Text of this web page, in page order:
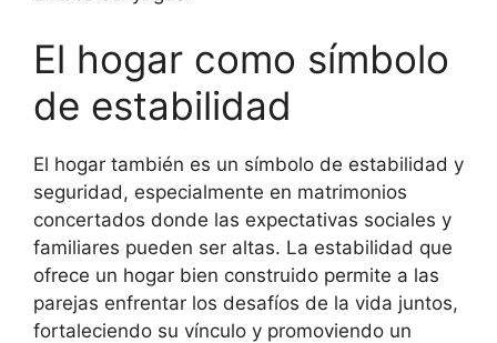
El hogar como símbolo
de estabilidad
El hogar también es un símbolo de estabilidad y
seguridad, especialmente en matrimonios
concertados donde las expectativas sociales y
familiares pueden ser altas. La estabilidad que
ofrece un hogar bien construido permite a las
parejas enfrentar los desafíos de la vida juntos,
fortaleciendo su vínculo y promoviendo un